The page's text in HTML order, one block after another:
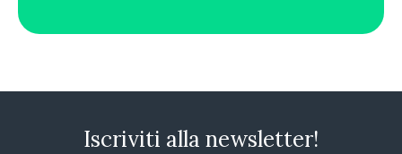
Iscriviti alla newsletter!